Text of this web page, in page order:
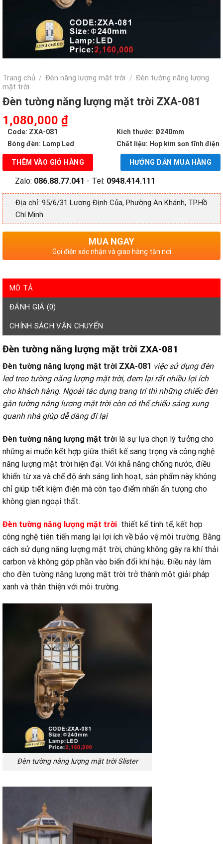
Trang chủ / Đèn năng lượng mặt trời / Đèn tường năng lượng
mặt trời
Đèn tường năng lượng mặt trời ZXA-081
Giá
gốc
là:
2,160,000 ₫.
1,080,000 ₫Giá
tại
là:
1,080,000 ₫.
Code: ZXA-081
Kích thước: Ø240mm
Bóng đèn: Lamp Led
Chất liệu: Hơp kim sơn tĩnh điện
HƯỚNG DẪN MUA HÀNG
THÊM VÀO GIỎ HÀNG
Zalo: 086.88.77.041 - Tel: 0948.414.111
Địa chỉ: 95/6/31 Lương Định Của, Phường An Khánh, TP.Hồ
Chí Minh
MUA NGAY
Gọi điện xác nhận và giao hàng tận nơi
MÔ TẢ
ĐÁNH GIÁ (0)
CHÍNH SÁCH VẬN CHUYỂN
Đèn tường năng lượng mặt trời ZXA-081
Đèn tường năng lượng mặt trời ZXA-081 việc sử dụng đèn
led treo tường năng lượng mặt trời, đem lại rất nhiều lợi ích
cho khách hàng. Ngoài tác dụng trang trí thì những chiếc đèn
gắn tường năng lương mặt trời còn có thể chiếu sáng xung
quanh nhà giúp dễ dàng đi lại
Đèn tường năng lượng mặt trời là sự lựa chọn lý tưởng cho
những ai muốn kết hợp giữa thiết kế sang trọng và công nghệ
năng lượng mặt trời hiện đại. Với khả năng chống nước, điều
khiển từ xa và chế độ ánh sáng linh hoạt, sản phẩm này không
chỉ giúp tiết kiệm điện mà còn tạo điểm nhấn ấn tượng cho
không gian ngoại thất.
Đèn tường năng lượng mặt trời thiết kế tinh tế, kết hợp
công nghệ tiên tiến mang lại lợi ích về bảo vệ môi trường. Bằng
cách sử dụng năng lượng mặt trời, chúng không gây ra khí thải
carbon và không góp phần vào biến đổi khí hậu. Điều này làm
cho đèn tường năng lượng mặt trời trở thành một giải pháp
xanh và thân thiện với môi trường.
Đèn tường năng lượng mặt trời Slister